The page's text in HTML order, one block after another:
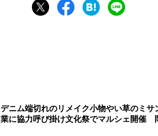
デニム端切れのリメイク小物やい草のミ
業に協力呼び掛け文化祭でマルシェ開催